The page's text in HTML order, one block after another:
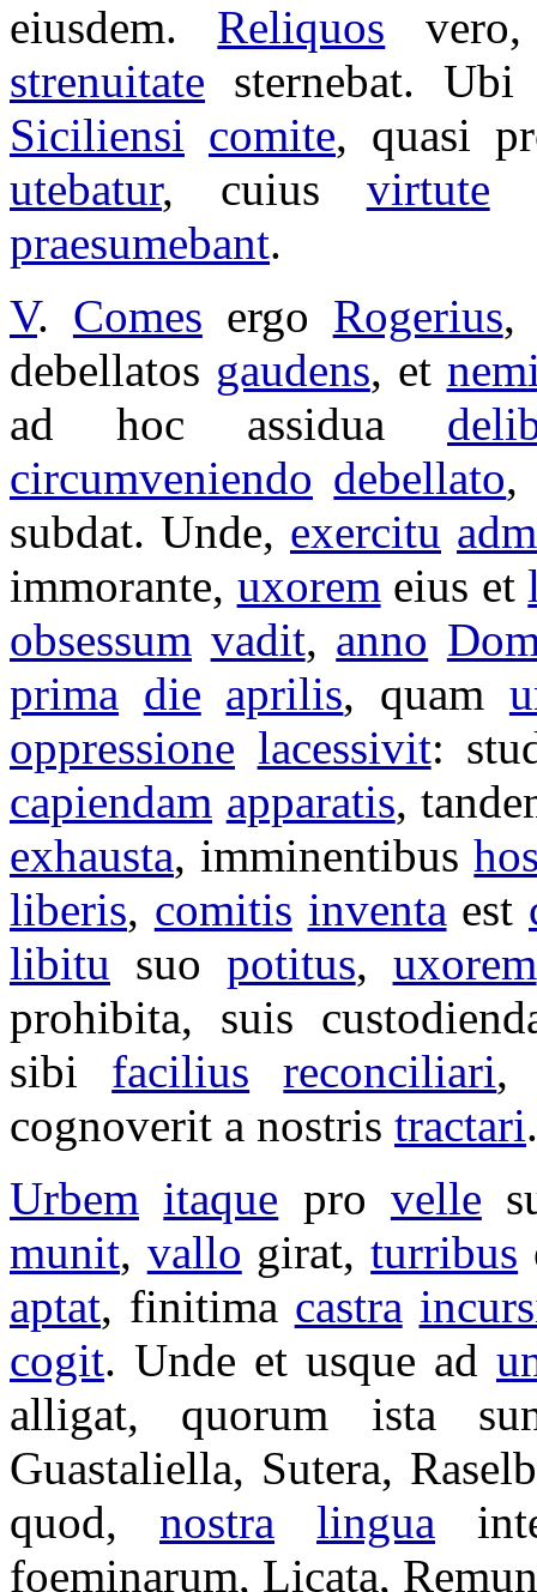
eiusdem. Reliquos
strenuitate
sternebat. Ubi
Siciliensi comite, quasi
utebatur, cuius virtute
praesumebant.
V. Comes ergo Rogerius,
debellatos gaudens, et
ad hoc assidua
circumveniendo debellato,
subdat. Unde, exercitu
immorante, uxorem eius et
obsessum vadit, anno
prima die aprilis, quam
oppressione lacessivit:
capiendam apparatis,
exhausta, imminentibus
liberis, comitis inventa est
libitu suo potitus, uxorem
prohibita, suis
sibi facilius reconciliari,
cognoverit a nostris tractari.
Urbem itaque pro velle
munit, vallo girat,turribus
aptat, finitima castra
cogit. Unde et usque ad
alligat, quorum ista
Guastaliella, Sutera,
quod, nostra lingua
foeminarum, Licata,